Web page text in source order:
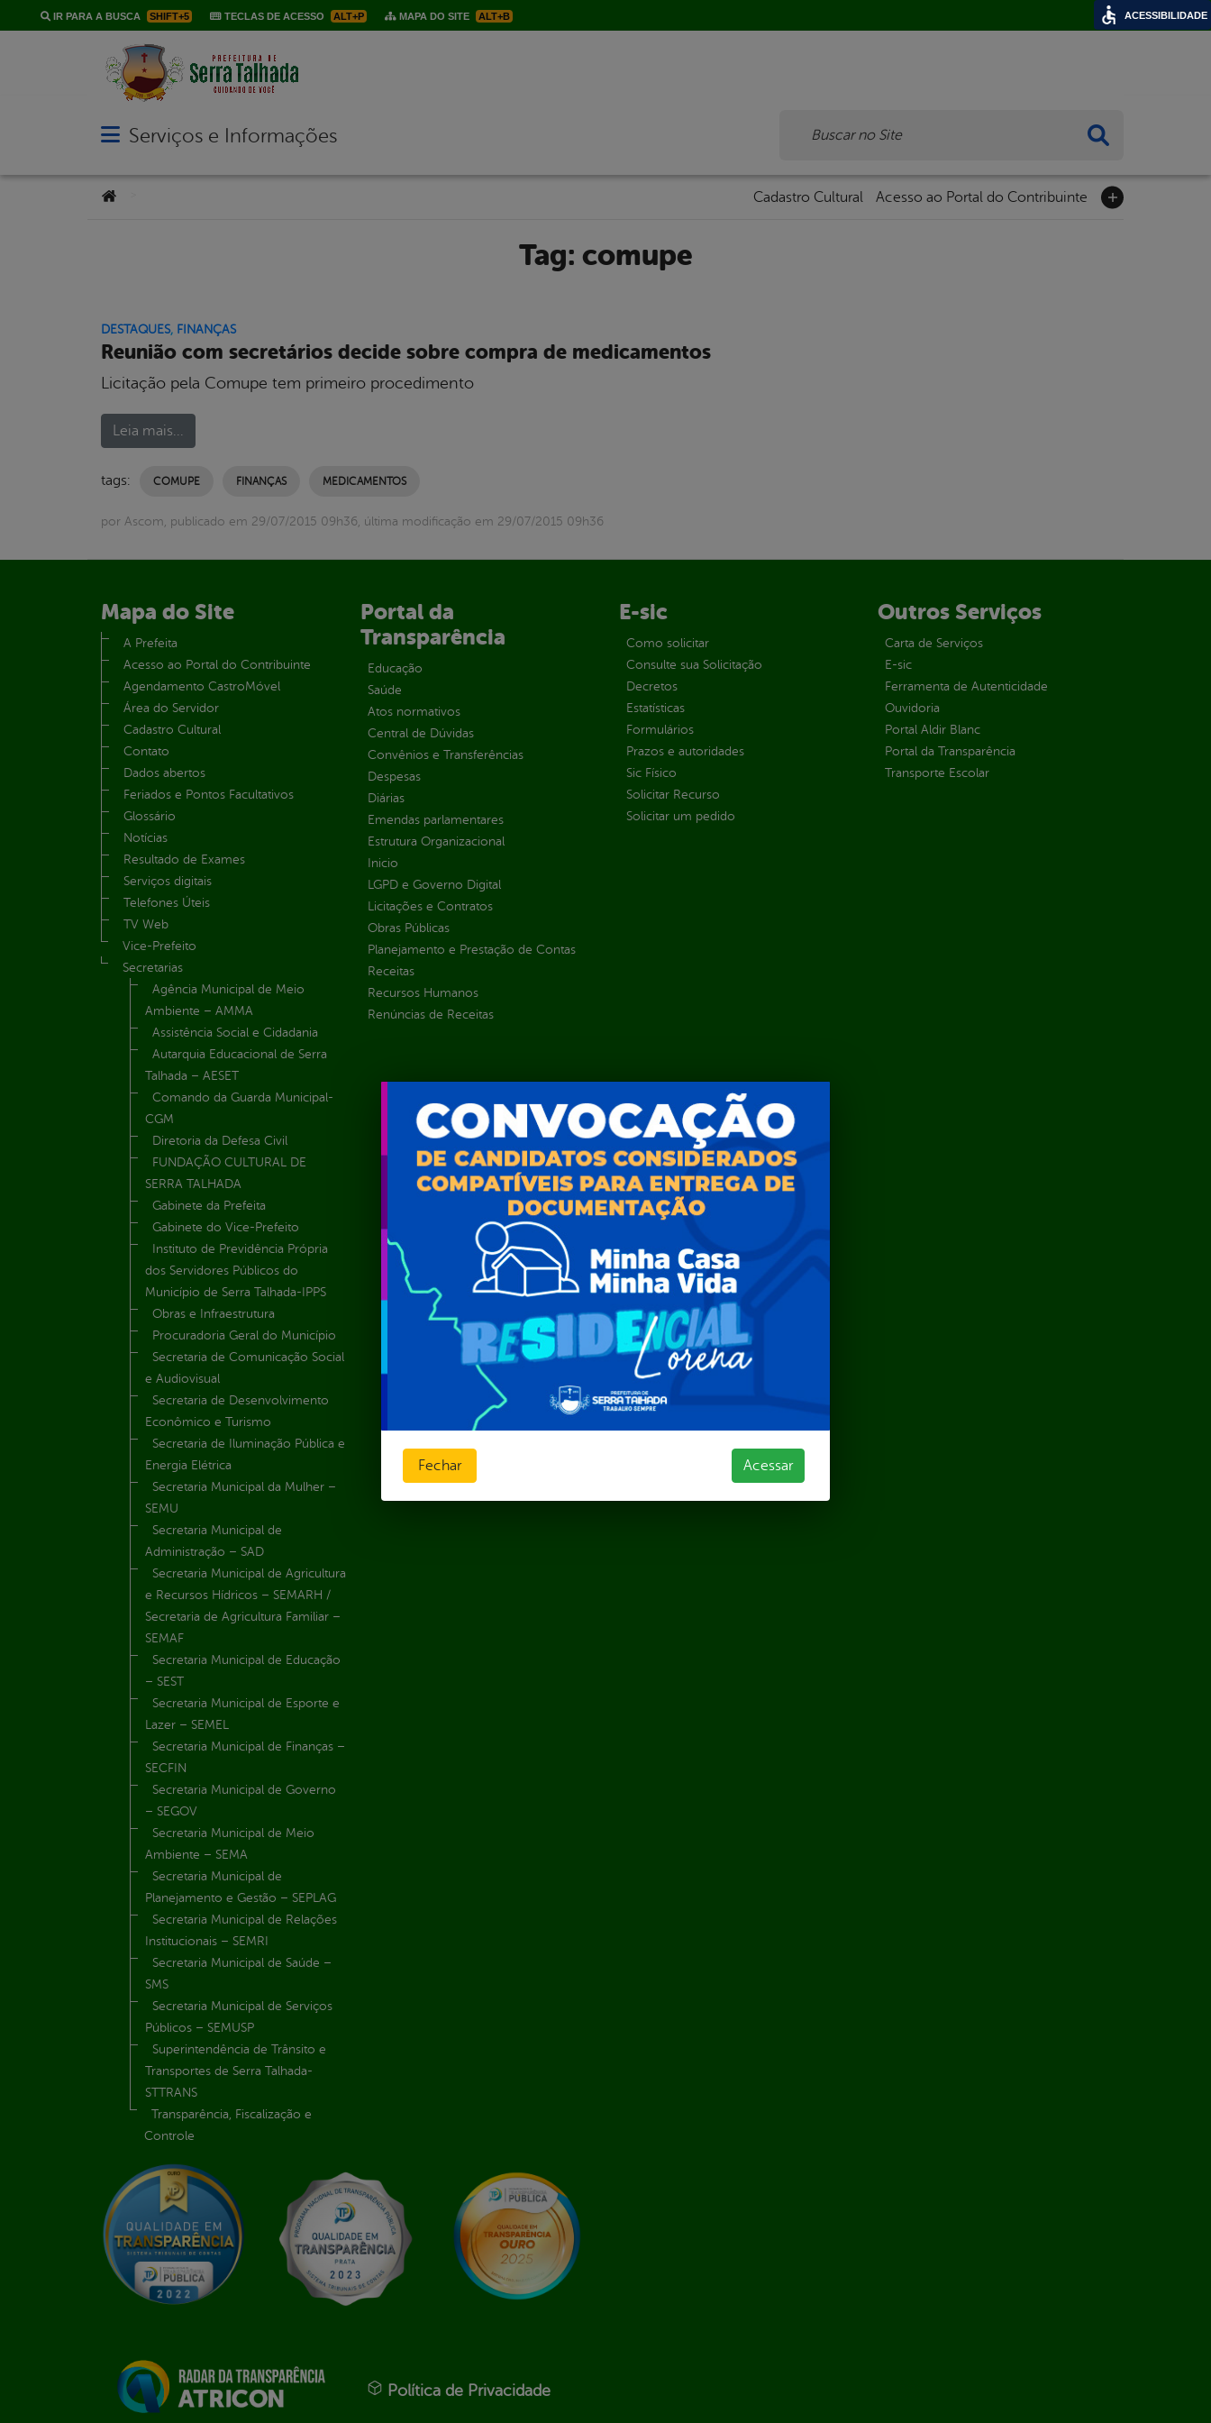
IR PARA A BUSCA SHIFT+5 TECLAS DE ACESSO ALT+P MAPA DO SITE ALT+B
Abrir menu principal de navegação
Serviços e Informações
Você está aqui: Cadastro Cultural Acesso ao Portal do Contribuinte
Tag: comupe
DESTAQUES, FINANÇAS
Reunião com secretários decide sobre compra de medicamentos
Licitação pela Comupe tem primeiro procedimento
Leia mais...
tags: COMUPE FINANÇAS MEDICAMENTOS
por Ascom, publicado em 29/07/2015 09h36, última modificação em 29/07/2015 09h36
Mapa do Site
A Prefeita
Acesso ao Portal do Contribuinte
Agendamento CastroMóvel
Área do Servidor
Cadastro Cultural
Contato
Dados abertos
Feriados e Pontos Facultativos
Glossário
Notícias
Resultado de Exames
Serviços digitais
Telefones Úteis
TV Web
Vice-Prefeito
Secretarias
Agência Municipal de Meio
Ambiente – AMMA
Assistência Social e Cidadania
Autarquia Educacional de Serra
Talhada – AESET
Comando da Guarda Municipal-
CGM
Diretoria da Defesa Civil
FUNDAÇÃO CULTURAL DE
SERRA TALHADA
Gabinete da Prefeita
Gabinete do Vice-Prefeito
Instituto de Previdência Própria
dos Servidores Públicos do
Município de Serra Talhada-IPPS
Obras e Infraestrutura
Procuradoria Geral do Município
Secretaria de Comunicação Social
e Audiovisual
Secretaria de Desenvolvimento
Econômico e Turismo
Secretaria de Iluminação Pública e
Energia Elétrica
Secretaria Municipal da Mulher –
SEMU
Secretaria Municipal de
Administração – SAD
Secretaria Municipal de Agricultura
e Recursos Hídricos – SEMARH /
Secretaria de Agricultura Familiar –
SEMAF
Secretaria Municipal de Educação
– SEST
Secretaria Municipal de Esporte e
Lazer – SEMEL
Secretaria Municipal de Finanças –
SECFIN
Secretaria Municipal de Governo
– SEGOV
Secretaria Municipal de Meio
Ambiente – SEMA
Secretaria Municipal de
Planejamento e Gestão – SEPLAG
Secretaria Municipal de Relações
Institucionais – SEMRI
Secretaria Municipal de Saúde –
SMS
Secretaria Municipal de Serviços
Públicos – SEMUSP
Superintendência de Trânsito e
Transportes de Serra Talhada-
STTRANS
Transparência, Fiscalização e
Controle
Portal da
Transparência
Educação
Saúde
Atos normativos
Central de Dúvidas
Convênios e Transferências
Despesas
Diárias
Emendas parlamentares
Estrutura Organizacional
Inicio
LGPD e Governo Digital
Licitações e Contratos
Obras Públicas
Planejamento e Prestação de Contas
Receitas
Recursos Humanos
Renúncias de Receitas
E-sic
Como solicitar
Consulte sua Solicitação
Decretos
Estatísticas
Formulários
Prazos e autoridades
Sic Físico
Solicitar Recurso
Solicitar um pedido
Outros Serviços
Carta de Serviços
E-sic
Ferramenta de Autenticidade
Ouvidoria
Portal Aldir Blanc
Portal da Transparência
Transporte Escolar
Política de Privacidade
Fechar Acessar
ACESSIBILIDADE